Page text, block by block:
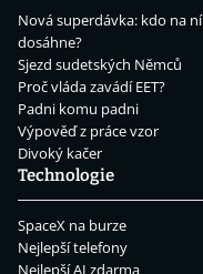
Nová superdávka: kdo na ní
dosáhne?
Sjezd sudetských Němců
Proč vláda zavádí EET?
Padni komu padni
Výpověď z práce vzor
Divoký kačer
Technologie
SpaceX na burze
Nejlepší telefony
Nejlepší AI zdarma